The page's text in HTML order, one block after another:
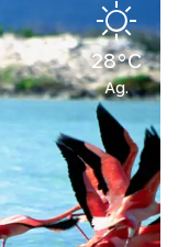
28°C
Ag.